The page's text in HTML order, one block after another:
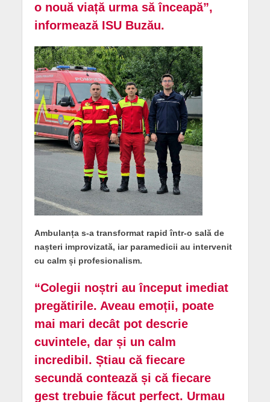
o nouă viață urma să înceapă”,
informează ISU Buzău.
Ambulanța s-a transformat rapid într-o sală de
nașteri improvizată, iar paramedicii au intervenit
cu calm și profesionalism.
“Colegii noștri au început imediat
pregătirile. Aveau emoții, poate
mai mari decât pot descrie
cuvintele, dar și un calm
incredibil. Știau că fiecare
secundă contează și că fiecare
gest trebuie făcut perfect. Urmau